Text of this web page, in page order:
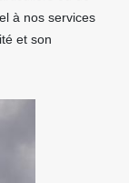
à nos services
et son